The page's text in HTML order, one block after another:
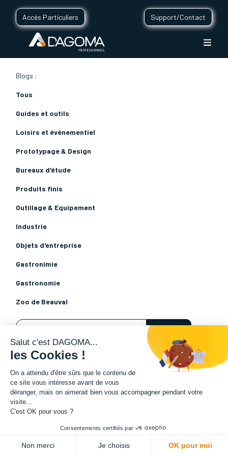
Accès Particuliers Support/Contact
Blogs :
Tous
Guides et outils
Loisirs et événementiel
Prototypage & Design
Bureaux d'étude
Produits finis
Outillage & Equipement
Industrie
Objets d'entreprise
Gastronimie
Gastronomie
Zoo de Beauval
Communication de Dagoma
Salut c'est DAGOMA...
les Cookies !
On a attendu d'être sûrs que le contenu de
ce site vous intéresse avant de vous
déranger, mais on aimerait bien vous accompagner pendant votre
visite...
C'est OK pour vous ?
Consentements certifiés par
Non merci Je choisis OK pour moi